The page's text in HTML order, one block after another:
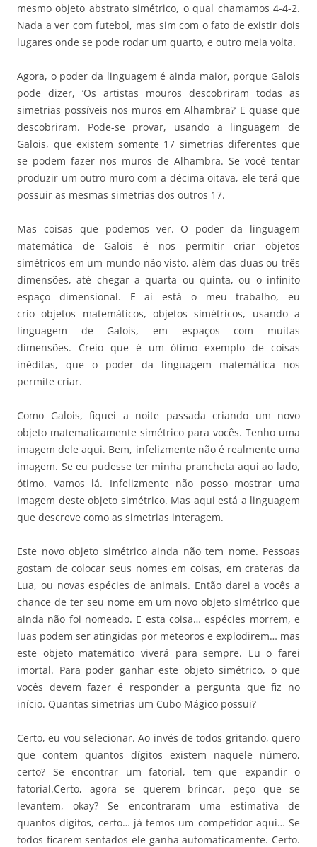
mesmo objeto abstrato simétrico, o qual chamamos 4-4-2.
Nada a ver com futebol, mas sim com o fato de existir dois
lugares onde se pode rodar um quarto, e outro meia volta.
Agora, o poder da linguagem é ainda maior, porque Galois
pode dizer, ‘Os artistas mouros descobriram todas as
simetrias possíveis nos muros em Alhambra?’ E quase que
descobriram. Pode-se provar, usando a linguagem de
Galois, que existem somente 17 simetrias diferentes que
se podem fazer nos muros de Alhambra. Se você tentar
produzir um outro muro com a décima oitava, ele terá que
possuir as mesmas simetrias dos outros 17.
Mas coisas que podemos ver. O poder da linguagem
matemática de Galois é nos permitir criar objetos
simétricos em um mundo não visto, além das duas ou três
dimensões, até chegar a quarta ou quinta, ou o infinito
espaço dimensional. E aí está o meu trabalho, eu
crio objetos matemáticos, objetos simétricos, usando a
linguagem de Galois, em espaços com muitas
dimensões. Creio que é um ótimo exemplo de coisas
inéditas, que o poder da linguagem matemática nos
permite criar.
Como Galois, fiquei a noite passada criando um novo
objeto matematicamente simétrico para vocês. Tenho uma
imagem dele aqui. Bem, infelizmente não é realmente uma
imagem. Se eu pudesse ter minha prancheta aqui ao lado,
ótimo. Vamos lá. Infelizmente não posso mostrar uma
imagem deste objeto simétrico. Mas aqui está a linguagem
que descreve como as simetrias interagem.
Este novo objeto simétrico ainda não tem nome. Pessoas
gostam de colocar seus nomes em coisas, em crateras da
Lua, ou novas espécies de animais. Então darei a vocês a
chance de ter seu nome em um novo objeto simétrico que
ainda não foi nomeado. E esta coisa… espécies morrem, e
luas podem ser atingidas por meteoros e explodirem… mas
este objeto matemático viverá para sempre. Eu o farei
imortal. Para poder ganhar este objeto simétrico, o que
vocês devem fazer é responder a pergunta que fiz no
início. Quantas simetrias um Cubo Mágico possui?
Certo, eu vou selecionar. Ao invés de todos gritando, quero
que contem quantos dígitos existem naquele número,
certo? Se encontrar um fatorial, tem que expandir o
fatorial.Certo, agora se querem brincar, peço que se
levantem, okay? Se encontraram uma estimativa de
quantos dígitos, certo… já temos um competidor aqui… Se
todos ficarem sentados ele ganha automaticamente. Certo.